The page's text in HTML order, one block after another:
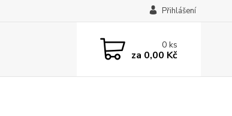
Přihlášení
0ks
za 0,00 Kč